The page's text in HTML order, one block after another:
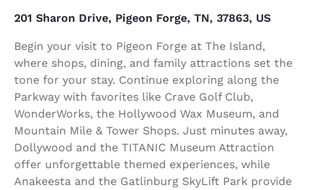
201 Sharon Drive, Pigeon Forge, TN, 37863, US
Begin your visit to Pigeon Forge at The Island,
where shops, dining, and family attractions set the
tone for your stay. Continue exploring along the
Parkway with favorites like Crave Golf Club,
WonderWorks, the Hollywood Wax Museum, and
Mountain Mile & Tower Shops. Just minutes away,
Dollywood and the TITANIC Museum Attraction
offer unforgettable themed experiences, while
Anakeesta and the Gatlinburg SkyLift Park provide